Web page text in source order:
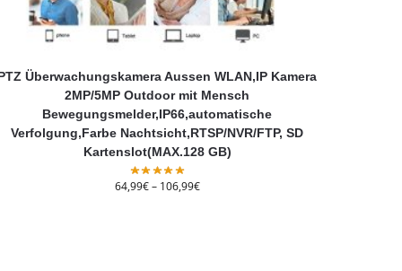
Überwachungskamera Aussen WLAN,IP Kamera
2MP/5MP Outdoor mit Mensch
Bewegungsmelder,IP66,automatische
Verfolgung,Farbe Nachtsicht,RTSP/NVR/FTP, SD
Kartenslot(MAX.128 GB)
64,99€– 106,99€